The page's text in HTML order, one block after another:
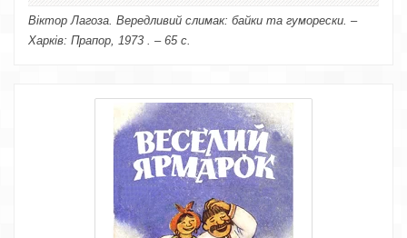
Віктор Лагоза. Вередливий слимак: байки та гуморески. –
Харків: Прапор, 1973 . – 65 с.